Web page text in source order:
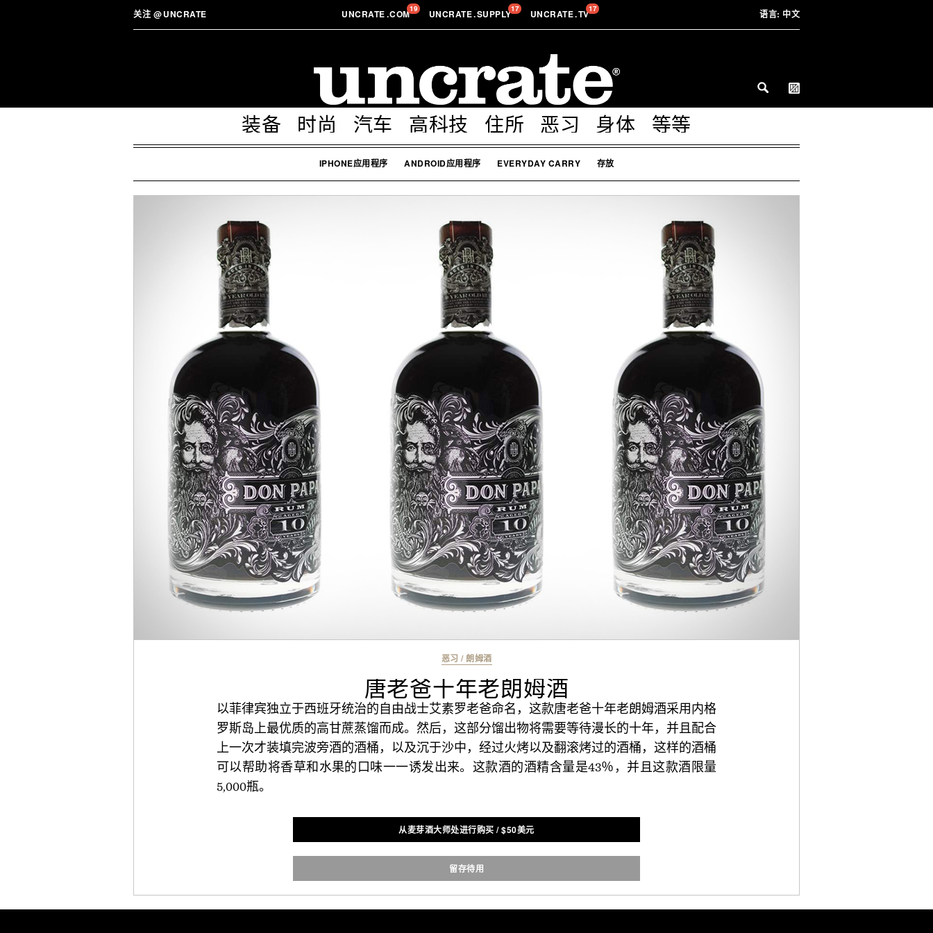
关注 @UNCRATE UNCRATE.COM19 UNCRATE.SUPPLY17 UNCRATE.TV17 语言: 中文
装备 时尚 汽车 高科技 住所 恶习 身体 等等
IPHONE应用程序 ANDROID应用程序 EVERYDAY CARRY 存放
恶习 /朗姆酒
唐老爸十年老朗姆酒
以菲律宾独立于西班牙统治的自由战士艾素罗老爸命名，这款唐老爸十年老朗姆酒采用内格
罗斯岛上最优质的高甘蔗蒸馏而成。然后，这部分馏出物将需要等待漫长的十年，并且配合
上一次才装填完波旁酒的酒桶，以及沉于沙中，经过火烤以及翻滚烤过的酒桶，这样的酒桶
可以帮助将香草和水果的口味一一诱发出来。这款酒的酒精含量是43％，并且这款酒限量
5,000瓶。
从麦芽酒大师处进行购买 /$50美元
留存待用